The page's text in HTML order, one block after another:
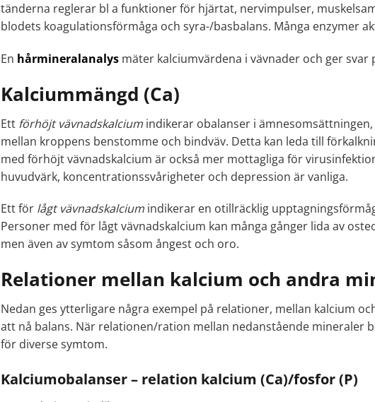
tänderna reglerar bl a funktioner för hjärtat, nervimpulser,
blodets koagulationsförmåga och syra-/basbalans. Många enzymer
En hårmineralanalys mäter kalciumvärdena i vävnader och ger svar
Kalciummängd (Ca)
Ett förhöjt vävnadskalcium indikerar obalanser i
mellan kroppens benstomme och bindväv. Detta kan leda till
med förhöjt vävnadskalcium är också mer mottagliga för
huvudvärk, koncentrationssvårigheter och depression är vanliga.
Ett för lågt vävnadskalcium indikerar en otillräcklig
Personer med för lågt vävnadskalcium kan många gånger lida av
men även av symtom såsom ångest och oro.
Relationer mellan kalcium och andra
Nedan ges ytterligare några exempel på relationer, mellan kalcium
att nå balans. När relationen/ration mellan nedanstående mineraler
för diverse symtom.
Kalciumobalanser – relation kalcium (Ca)/fosfor (P)